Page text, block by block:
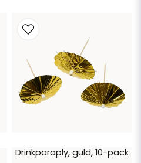
Drinkparaply, guld, 10-pack